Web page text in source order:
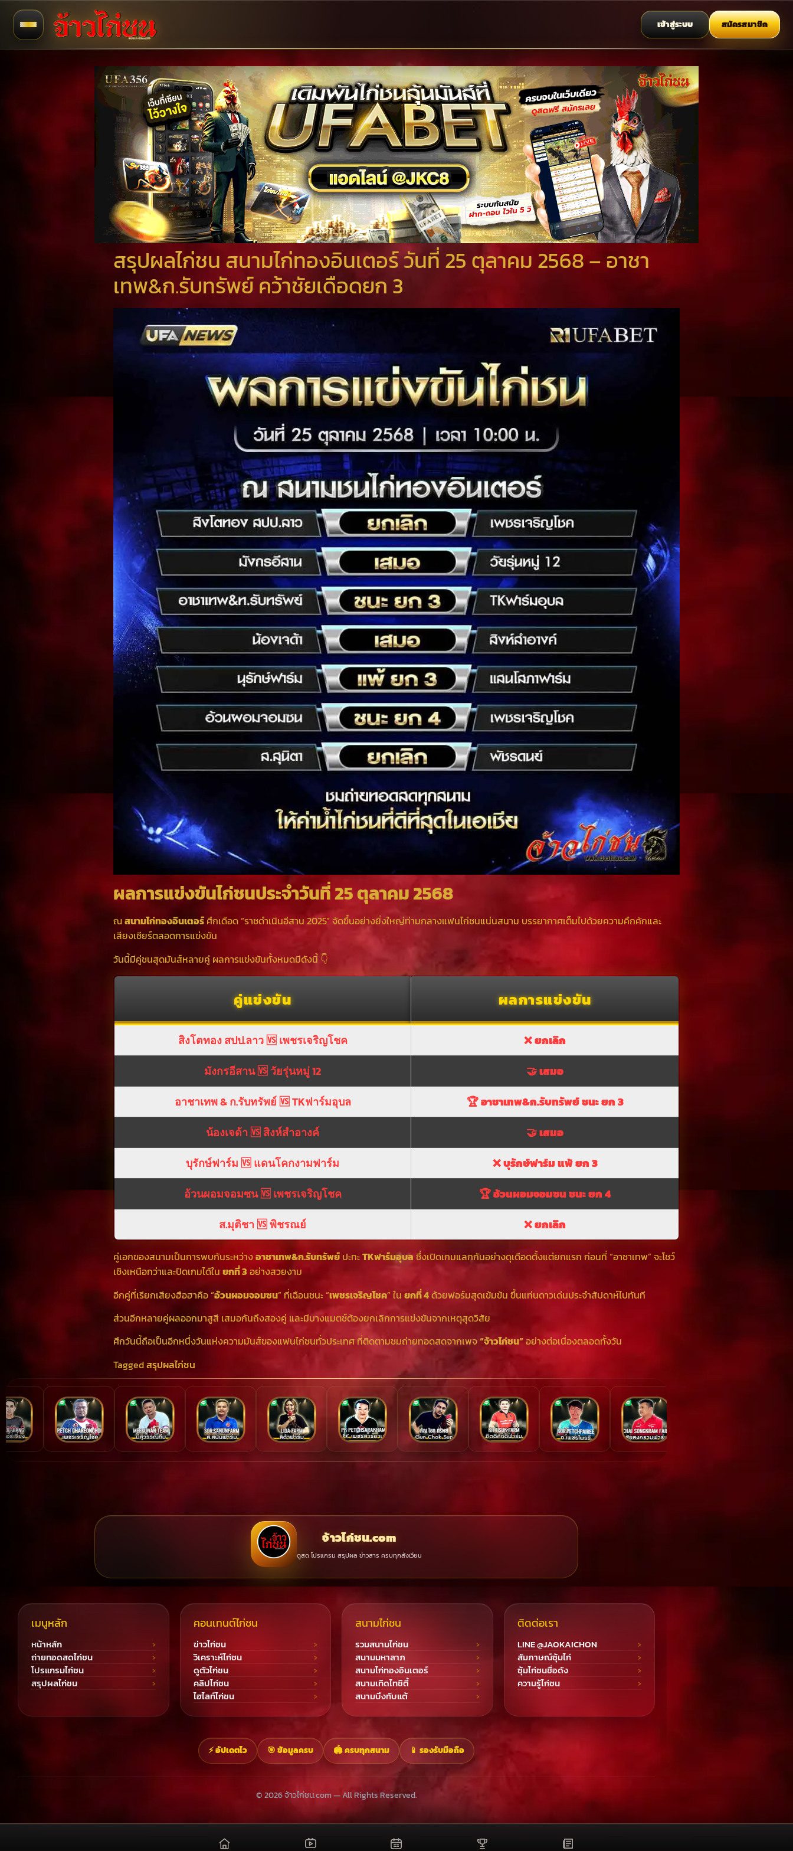
เข้าสู่ระบบ สมัครสมาชิก
สรุปผลไก่ชน สนามไก่ทองอินเตอร์ วันที่ 25 ตุลาคม 2568 – อาชา
เทพ&ก.รับทรัพย์ คว้าชัยเดือดยก 3
ผลการแข่งขันไก่ชนประจำวันที่ 25 ตุลาคม 2568
ณสนามไก่ทองอินเตอร์ ศึกเดือด “ราชดำเนินอีสาน 2025” จัดขึ้นอย่างยิ่งใหญ่ท่ามกลางแฟนไก่ชนแน่นสนาม บรรยากาศเต็มไปด้วยความคึกคักและ
เสียงเชียร์ตลอดการแข่งขัน
วันนี้มีคู่ชนสุดมันส์หลายคู่ ผลการแข่งขันทั้งหมดมีดังนี้ 👇
คู่แข่งขัน ผลการแข่งขัน
สิงโตทอง สปป.ลาว 🆚 เพชรเจริญโชค ❌ยกเลิก
มังกรอีสาน 🆚 วัยรุ่นหมู่ 12
🤝เสมอ
อาชาเทพ & ก.รับทรัพย์ 🆚 TKฟาร์มอุบล
🏆อาชาเทพ&ก.รับทรัพย์ ชนะ ยก 3
น้องเจด้า 🆚 สิงห์สำอางค์
🤝เสมอ
บุรักษ์ฟาร์ม 🆚 แดนโคกงามฟาร์ม
❌บุรักษ์ฟาร์ม แพ้ ยก 3
อ้วนผอมจอมซน 🆚 เพชรเจริญโชค
🏆อ้วนผอมจอมซน ชนะ ยก 4
ส.มุติชา 🆚 พิชรณย์
❌ยกเลิก
คู่เอกของสนามเป็นการพบกันระหว่างอาชาเทพ&ก.รับทรัพย์ ปะทะTKฟาร์มอุบล ซึ่งเปิดเกมแลกกันอย่างดุเดือดตั้งแต่ยกแรก ก่อนที่ “อาชาเทพ” จะโชว์
เชิงเหนือกว่าและปิดเกมได้ใน ยกที่ 3 อย่างสวยงาม
อีกคู่ที่เรียกเสียงฮือฮาคือ “อ้วนผอมจอมซน” ที่เฉือนชนะ “เพชรเจริญโชค” ใน ยกที่ 4ด้วยฟอร์มสุดเข้มข้น ขึ้นแท่นดาวเด่นประจำสัปดาห์ไปทันที
ส่วนอีกหลายคู่ผลออกมาสูสี เสมอกันถึงสองคู่ และมีบางแมตช์ต้องยกเลิกการแข่งขันจากเหตุสุดวิสัย
ศึกวันนี้ถือเป็นอีกหนึ่งวันแห่งความมันส์ของแฟนไก่ชนทั่วประเทศ ที่ติดตามชมถ่ายทอดสดจากเพจ“จ้าวไก่ชน”อย่างต่อเนื่องตลอดทั้งวัน
Taggedสรุปผลไก่ชน
จ้าวไก่ชน.com
ดูสด โปรแกรม สรุปผล ข่าวสาร ครบทุกสังเวียน
เมนูหลัก
หน้าหลัก
ถ่ายทอดสดไก่ชน
โปรแกรมไก่ชน
สรุปผลไก่ชน
คอนเทนต์ไก่ชน
ข่าวไก่ชน
วิเคราะห์ไก่ชน
ดูตัวไก่ชน
คลิปไก่ชน
ไฮไลท์ไก่ชน
สนามไก่ชน
รวมสนามไก่ชน
สนามมหาลาภ
สนามไก่ทองอินเตอร์
สนามเทิดไทซิตี้
สนามบึงทับแต้
ติดต่อเรา
LINE @JAOKAICHON
สัมภาษณ์ซุ้มไก่
ซุ้มไก่ชนชื่อดัง
ความรู้ไก่ชน
⚡ อัปเดตไว 🎯 ข้อมูลครบ 🏟️ ครบทุกสนาม 📱 รองรับมือถือ
© 2026 จ้าวไก่ชน.com — All Rights Reserved.